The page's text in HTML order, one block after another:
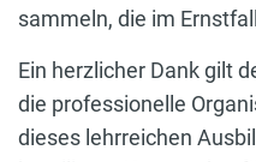
sammeln, die im
Ein herzlicher Dank gilt
die professionelle
dieses lehrreichen